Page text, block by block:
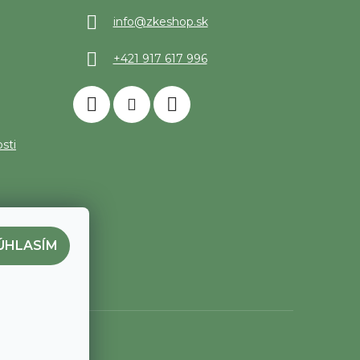
info@zkeshop.sk
+421 917 617 996